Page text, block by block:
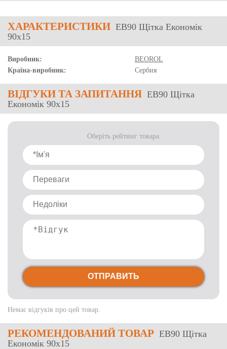
ХАРАКТЕРИСТИКИ EB90 Щітка Економік
90x15
Виробник:
BEOROL
Країна-виробник:
Сербия
ВІДГУКИ ТА ЗАПИТАННЯ EB90 Щітка
Економік 90x15
Немає відгуків про цей товар.
Оберіть рейтинг товара
ОТПРАВИТЬ
РЕКОМЕНДОВАНИЙ ТОВАР EB90 Щітка
Економік 90x15